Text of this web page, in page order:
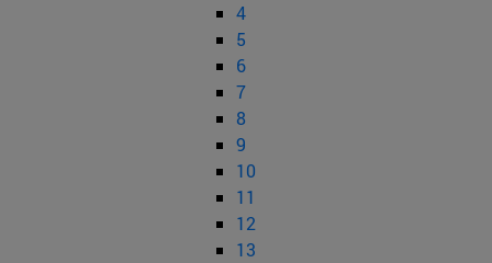
4
5
6
7
8
9
10
11
12
13